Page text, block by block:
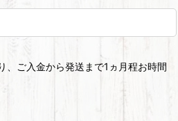
、ご入金から発送まで1ヵ月程お時間